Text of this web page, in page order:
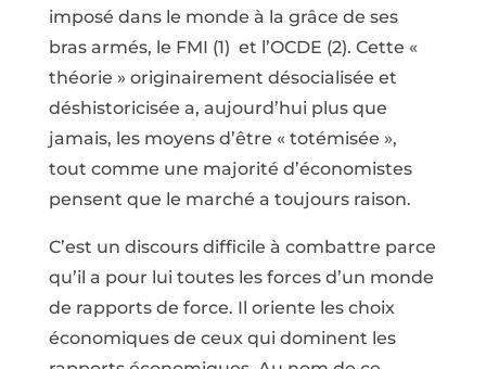
imposé dans le monde à la grâce de ses
bras armés, le FMI (1) et l’OCDE (2). Cette «
théorie » originairement désocialisée et
déshistoricisée a, aujourd’hui plus que
jamais, les moyens d’être « totémisée »,
tout comme une majorité d’économistes
pensent que le marché a toujours raison.
C’est un discours difficile à combattre parce
qu’il a pour lui toutes les forces d’un monde
de rapports de force. Il oriente les choix
économiques de ceux qui dominent les